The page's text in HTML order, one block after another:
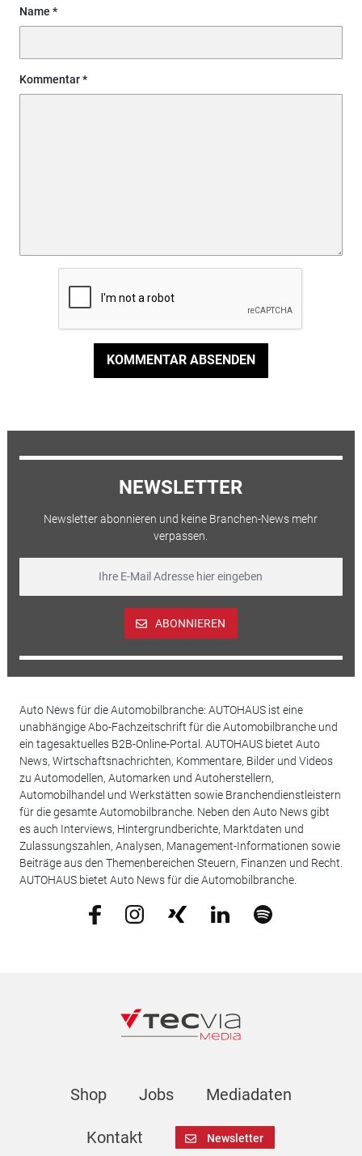
Name
Kommentar
KOMMENTAR ABSENDEN
NEWSLETTER
Newsletter abonnieren und keine Branchen-News mehr
verpassen.
ABONNIEREN
Auto News für die Automobilbranche: AUTOHAUS ist eine
unabhängige Abo-Fachzeitschrift für die Automobilbranche und
ein tagesaktuelles B2B-Online-Portal. AUTOHAUS bietet Auto
News, Wirtschaftsnachrichten, Kommentare, Bilder und Videos
zu Automodellen, Automarken und Autoherstellern,
Automobilhandel und Werkstätten sowie Branchendienstleistern
für die gesamte Automobilbranche. Neben den Auto News gibt
es auch Interviews, Hintergrundberichte, Marktdaten und
Zulassungszahlen, Analysen, Management-Informationen sowie
Beiträge aus den Themenbereichen Steuern, Finanzen und Recht.
AUTOHAUS bietet Auto News für die Automobilbranche.
Shop Jobs Mediadaten
Kontakt Newsletter